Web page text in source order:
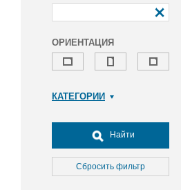
ОРИЕНТАЦИЯ
КАТЕГОРИИ
Досуг, туризм и отдых
Культура
Медицина
Найти
Сбросить фильтр